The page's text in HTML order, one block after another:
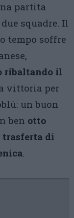
partita
squadre. Il
tempo soffre
ribaltando il
vittoria per
un buon
ben otto
trasferta di
.